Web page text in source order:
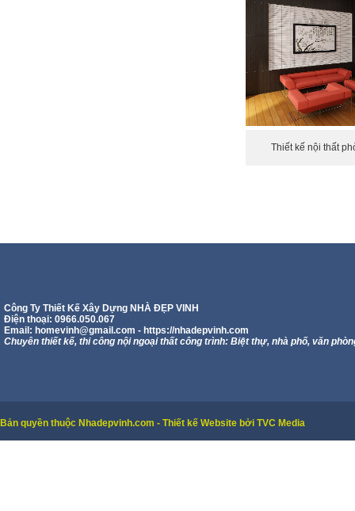
Thiết kế nội thất
Công Ty Thiết Kế Xây Dựng NHÀ ĐẸP VINH
Điện thoại: 0966.050.067
Email: homevinh@gmail.com - https://nhadepvinh.com
Chuyên thiết kế, thi công nội ngoại thất công trình: Biệt thự, nhà phố, văn
Bản quyền thuộc Nhadepvinh.com - Thiết kế Website bởi TVC Media